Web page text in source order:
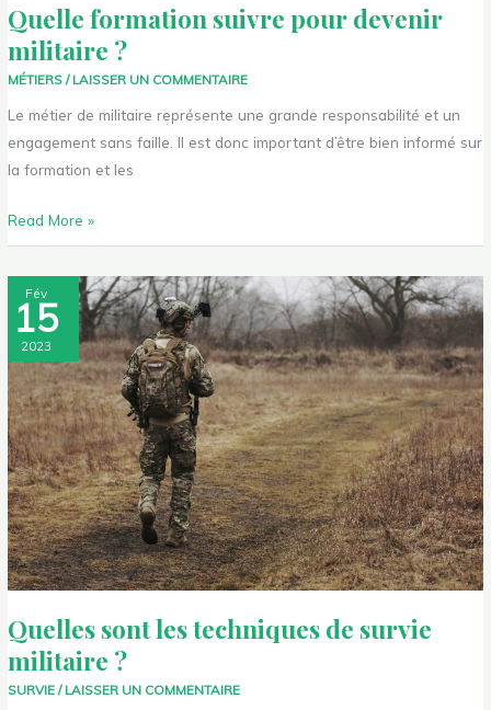
Quelle formation suivre pour devenir
militaire ?
MÉTIERS / LAISSER UN COMMENTAIRE
Le métier de militaire représente une grande responsabilité et un
engagement sans faille. Il est donc important d’être bien informé sur
la formation et les
Read More »
Fév
15
2023
Quelles sont les techniques de survie
militaire ?
SURVIE / LAISSER UN COMMENTAIRE
Quelles
sont
les
techniques
de
survie
militaire ?